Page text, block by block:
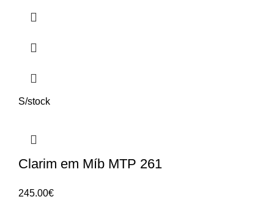
S/stock
Clarim em Míb MTP 261
245.00€